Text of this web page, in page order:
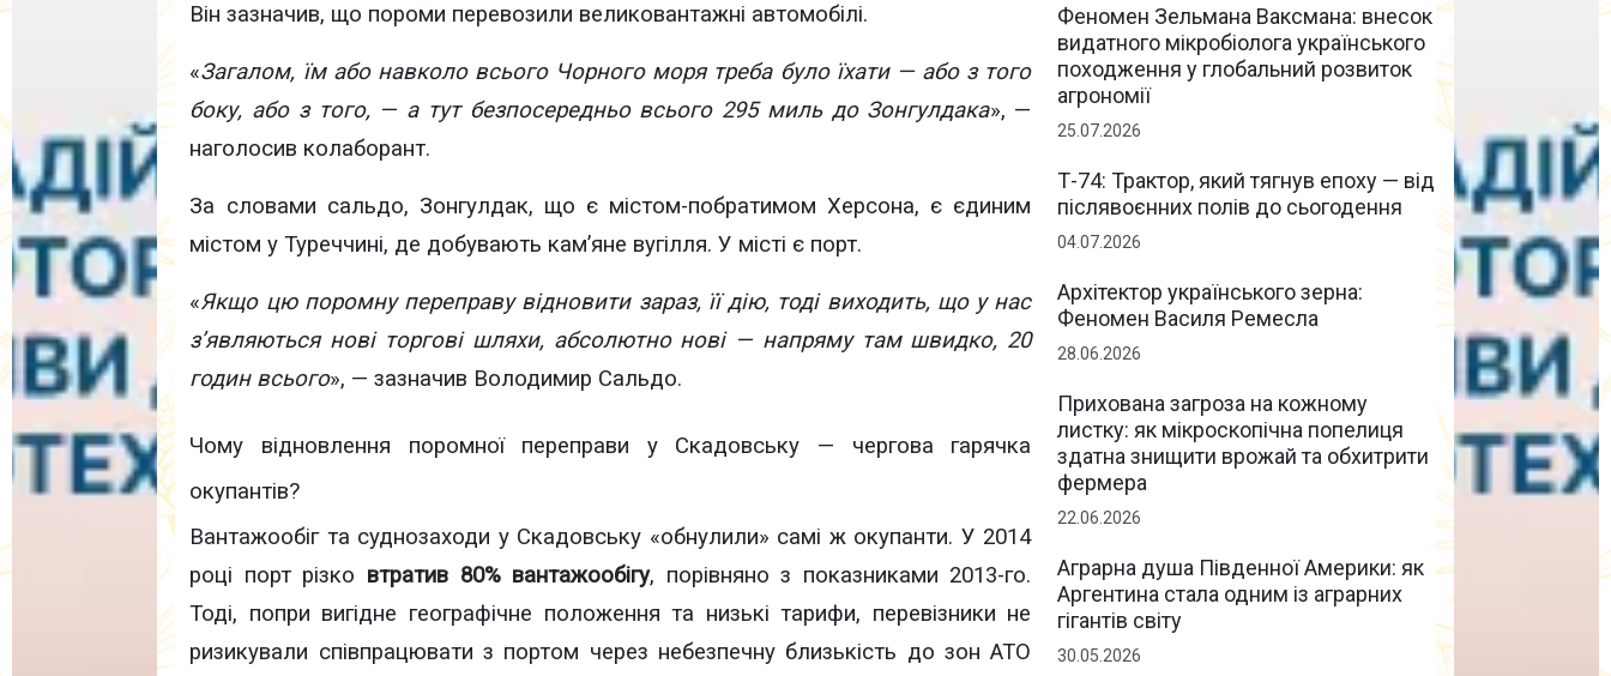
Феномен Зельмана Ваксмана: внесок
видатного мікробіолога українського
походження у глобальний розвиток
агрономії
25.07.2026
Т-74: Трактор, який тягнув епоху — від
післявоєнних полів до сьогодення
04.07.2026
Архітектор українського зерна:
Феномен Василя Ремесла
28.06.2026
Прихована загроза на кожному
листку: як мікроскопічна попелиця
здатна знищити врожай та обхитрити
фермера
22.06.2026
Аграрна душа Південної Америки: як
Аргентина стала одним із аграрних
гігантів світу
30.05.2026
Він зазначив, що пороми перевозили великовантажні автомобілі.
«Загалом, їм або навколо всього Чорного моря треба було їхати — або з того
боку, або з того, — а тут безпосередньо всього 295 миль до Зонгулдака», —
наголосив колаборант.
За словами сальдо, Зонгулдак, що є містом-побратимом Херсона, є єдиним
містом у Туреччині, де добувають кам’яне вугілля. У місті є порт.
«Якщо цю поромну переправу відновити зараз, її дію, тоді виходить, що у нас
з’являються нові торгові шляхи, абсолютно нові — напряму там швидко, 20
годин всього», — зазначив Володимир Сальдо.
Чому відновлення поромної переправи у Скадовську — чергова гарячка
окупантів?
Вантажообіг та суднозаходи у Скадовську «обнулили» самі ж окупанти. У 2014
році порт різко втратив 80% вантажообігу, порівняно з показниками 2013-го.
Тоді, попри вигідне географічне положення та низькі тарифи, перевізники не
ризикували співпрацювати з портом через небезпечну близькість до зон АТО